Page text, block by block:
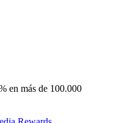
en más de 100.000